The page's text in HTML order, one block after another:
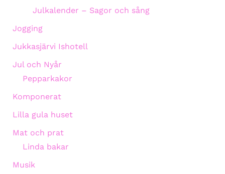
Julkalender – Sagor och sång
Jogging
Jukkasjärvi Ishotell
Jul och Nyår
Pepparkakor
Komponerat
Lilla gula huset
Mat och prat
Linda bakar
Musik